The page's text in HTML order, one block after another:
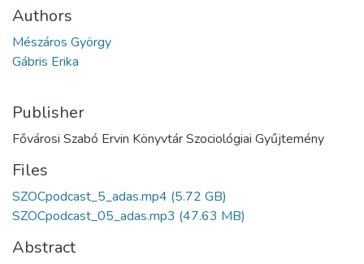
Authors
Mészáros György
Gábris Erika
Publisher
Fővárosi Szabó Ervin Könyvtár Szociológiai Gyűjtemény
Files
SZOCpodcast_5_adas.mp4 (5.72 GB)
SZOCpodcast_05_adas.mp3 (47.63 MB)
Abstract